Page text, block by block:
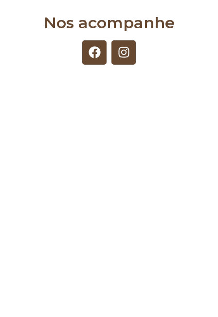
Nos acompanhe